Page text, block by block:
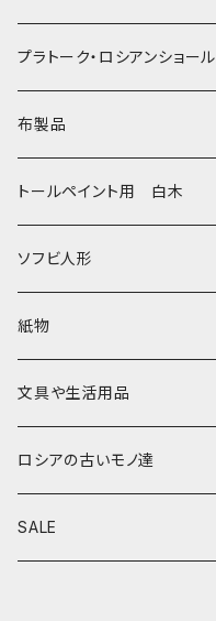
動物マトリョーシカ
セミョーノフの子達
その他のマトショーシカ
キーロフの子達
リュボーフィ・ブズイキナ
タチアナ ドゥビニッチ
エレナ・イワンツォワ
バローニナ・マリヤ
ヴィクトル・ニキーチン
その他
白樺編み
トレイ・平皿
白樺靴
白樺その他
ベル・起きあがりこぼし
オルゴール
キッチン
イースターエッグ
小物入れ・ボトルケース
置物
カラクリおもちゃ
キーホルダー他
ホフロマ
アルハンゲリスク
ゴロジェッツ
ジョストボ
グジェリ
プラトーク・ロシアンショール
布製品
キッチンクロス
ソビエトデザイン 昔の布
切り売り布・リボン
その他
トールペイント用 白木
ソフビ人形
現代物
ソビエト時代モノ等
紙物
本類
お祝い封筒
カード類
文具や生活用品
ロシアの古いモノ達
SALE